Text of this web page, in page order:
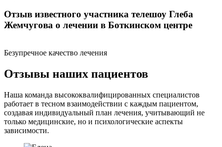
Отзыв известного участника телешоу Глеба
Жемчугова о лечении в Боткинском центре
Безупречное качество лечения
Отзывы наших пациентов
Наша команда высококвалифицированных специалистов
работает в тесном взаимодействии с каждым пациентом,
создавая индивидуальный план лечения, учитывающий не
только медицинские, но и психологические аспекты
зависимости.